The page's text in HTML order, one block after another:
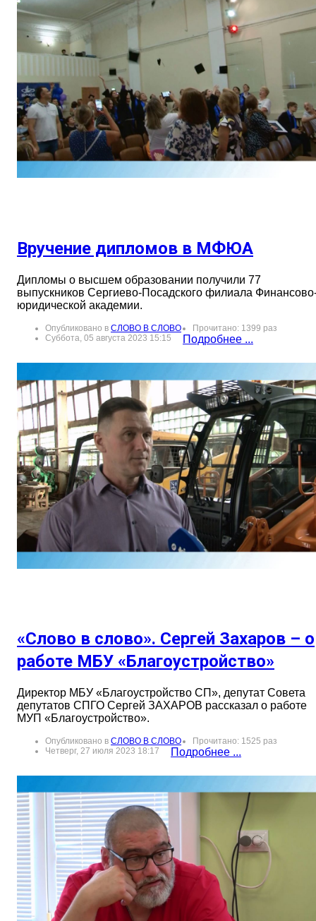
Вручение дипломов в МФЮА
Дипломы о высшем образовании получили 77
выпускников Сергиево-Посадского филиала
юридической академии.
Опубликовано в СЛОВО В СЛОВО
Прочитано: 1399 раз
Суббота, 05 августа 2023 15:15
Подробнее ...
«Слово в слово». Сергей Захаров – о
работе МБУ «Благоустройство»
Директор МБУ «Благоустройство СП», депутат Совета
депутатов СПГО Сергей ЗАХАРОВ рассказал о работе
МУП «Благоустройство».
Опубликовано в СЛОВО В СЛОВО
Прочитано: 1525 раз
Четверг, 27 июля 2023 18:17
Подробнее ...